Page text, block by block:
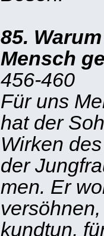
85.
Mensch
456-460
Für uns
hat der
Wirken
der
men. Er
kundtun,